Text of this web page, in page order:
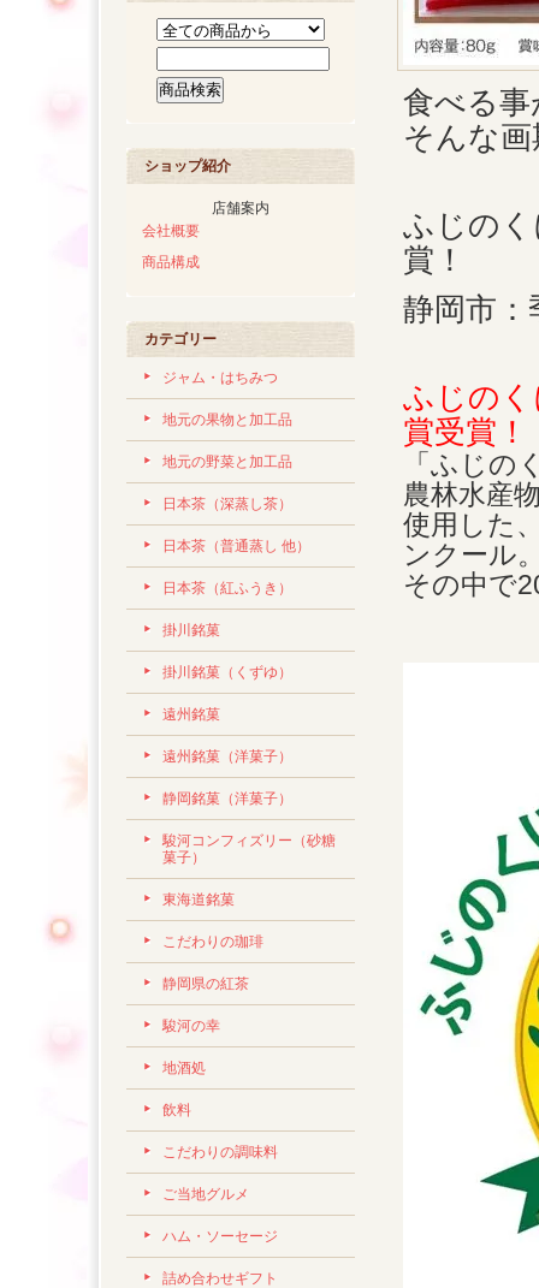
ショップ紹介
店舗案内
会社概要
商品構成
カテゴリー
ジャム・はちみつ
地元の果物と加工品
地元の野菜と加工品
日本茶（深蒸し茶）
日本茶（普通蒸し 他）
日本茶（紅ふうき）
掛川銘菓
掛川銘菓（くずゆ）
遠州銘菓
遠州銘菓（洋菓子）
静岡銘菓（洋菓子）
駿河コンフィズリー（砂糖
菓子）
東海道銘菓
こだわりの珈琲
静岡県の紅茶
駿河の幸
地酒処
飲料
こだわりの調味料
ご当地グルメ
ハム・ソーセージ
詰め合わせギフト
食べる
そんな
ふじのく
賞！
静岡市：
ふじの
賞受賞！
「ふじの
農林水産
使用した
ンクール
その中で